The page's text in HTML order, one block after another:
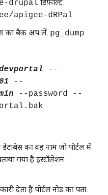
drupal डिफ़ॉल्ट:
apigee-dRPal
का बैक अप लें. pg_dump
--
--
--password --
का वह नाम जो पोर्टल में
बताया गया है इंस्टॉलेशन
देता है पोर्टल नोड का पता.